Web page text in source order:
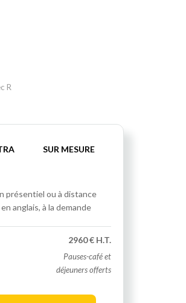
R
SUR MESURE
présentiel ou à distance
anglais, à la demande
2960 € H.T.
Pauses-café et
déjeuners offerts